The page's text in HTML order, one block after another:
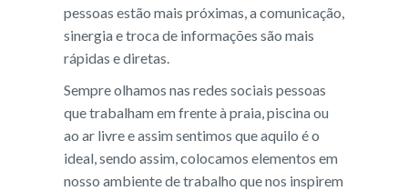
pessoas estão mais próximas, a comunicação,
sinergia e troca de informações são mais
rápidas e diretas.
Sempre olhamos nas redes sociais pessoas
que trabalham em frente à praia, piscina ou
ao ar livre e assim sentimos que aquilo é o
ideal, sendo assim, colocamos elementos em
nosso ambiente de trabalho que nos inspirem